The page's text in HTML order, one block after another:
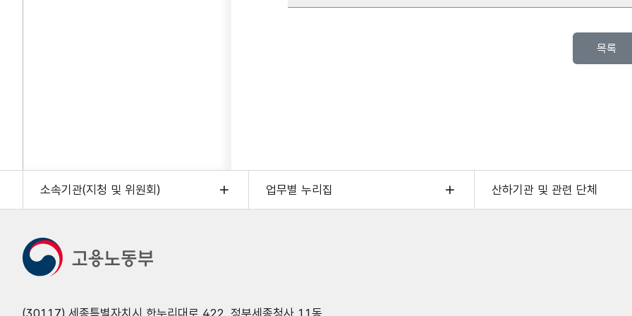
목록
소속기관(지청 및 위원회) 업무별 누리집 산하기관 및 관련 단체
(30117) 세종특별자치시 한누리대로 422. 정부세종청사 11동